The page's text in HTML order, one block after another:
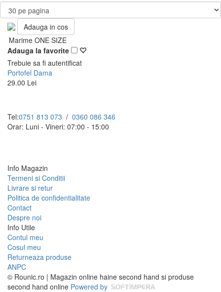
Adauga in cos
Marime ONE SIZE
Adauga la favorite
Trebuie sa fi autentificat
Portofel Dama
29.00 Lei
Tel:0751 813 073 / 0360 086 346
Orar: Luni - Vineri: 07:00 - 15:00
Info Magazin
Termeni si Conditii
Livrare si retur
Politica de confidentialitate
Contact
Despre noi
Info Utile
Contul meu
Cosul meu
Returneaza produse
ANPC
© Rounic.ro | Magazin online haine second hand si produse
second hand online Powered by